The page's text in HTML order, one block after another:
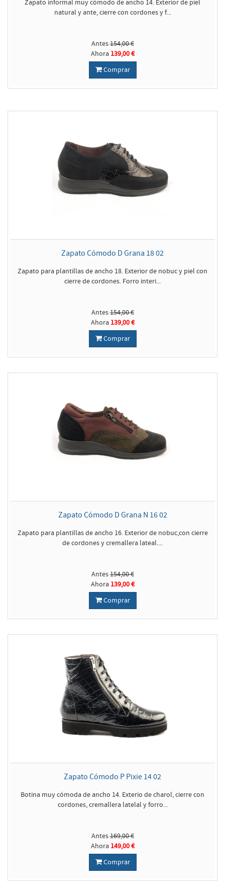
Zapato informal muy cómodo de ancho 14. Exterior de piel
natural y ante, cierre con cordones y f...
Antes154,00 €
Ahora 139,00 €
Comprar
Zapato Cómodo D Grana 18 02
Zapato para plantillas de ancho 18. Exterior de nobuc y piel con
cierre de cordones. Forro interi...
Antes154,00 €
Ahora 139,00 €
Comprar
Zapato Cómodo D Grana N 16 02
Zapato para plantillas de ancho 16. Exterior de nobuc,con cierre
de cordones y cremallera lateal....
Antes154,00 €
Ahora 139,00 €
Comprar
Zapato Cómodo P Pixie 14 02
Botina muy cómoda de ancho 14. Exterio de charol, cierre con
cordones, cremallera latelal y forro...
Antes169,00 €
Ahora 149,00 €
Comprar